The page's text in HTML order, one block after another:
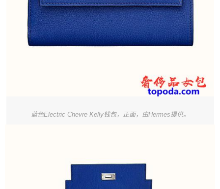
蓝色Electric Chevre Kelly钱包，正面，由Hermes提供。